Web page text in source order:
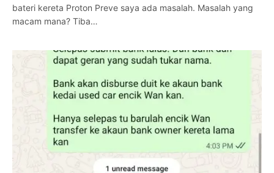
bateri kereta Proton Preve saya ada masalah. Masalah yang
macam mana? Tiba…